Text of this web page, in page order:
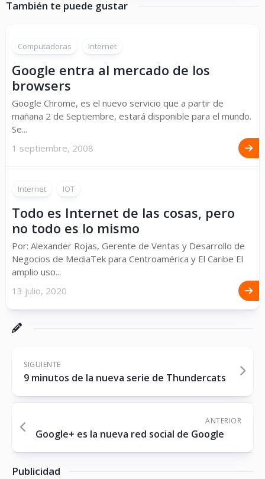
También te puede gustar
Computadoras Internet
Google entra al mercado de los
browsers
Google Chrome, es el nuevo servicio que a partir de
mañana 2 de Septiembre, estará disponible para el mundo.
Se...
1 septiembre, 2008
Internet IOT
Todo es Internet de las cosas, pero
no todo es lo mismo
Por: Alexander Rojas, Gerente de Ventas y Desarrollo de
Negocios de MediaTek para Centroamérica y El Caribe El
amplio uso...
13 julio, 2020
SIGUIENTE
9 minutos de la nueva serie de Thundercats
ANTERIOR
Google+ es la nueva red social de Google
Publicidad